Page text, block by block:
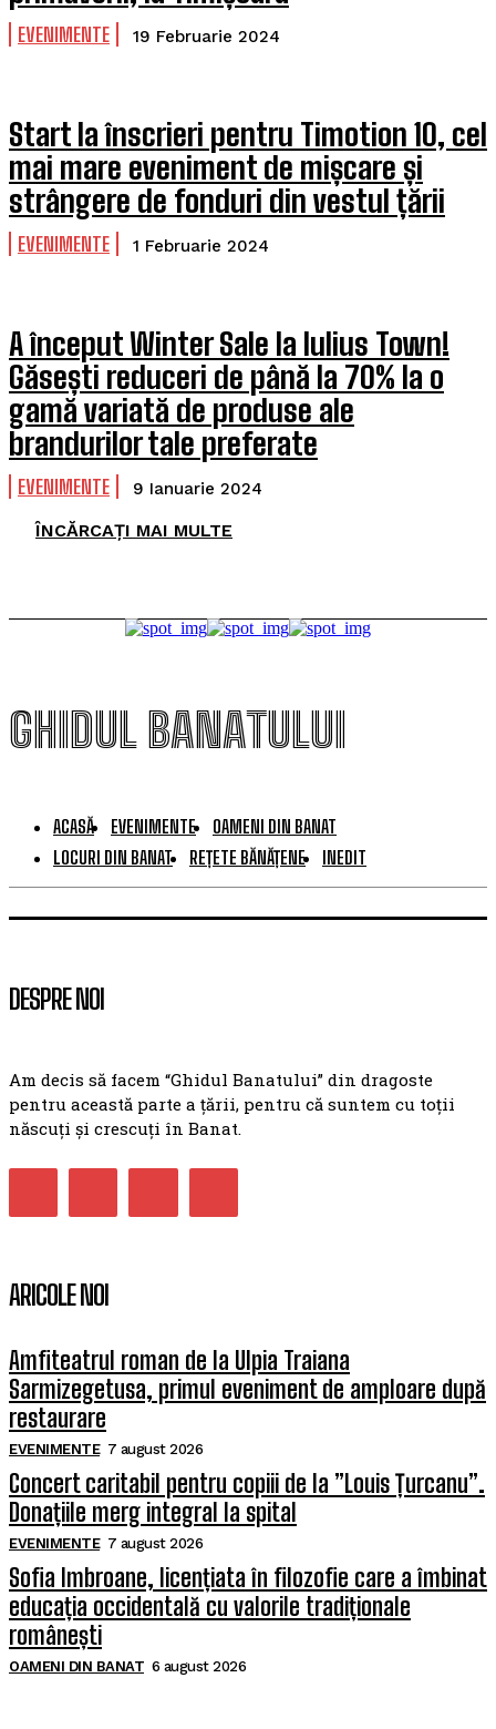
EVENIMENTE 19 Februarie 2024
Start la înscrieri pentru Timotion 10, cel
mai mare eveniment de mișcare și
strângere de fonduri din vestul țării
EVENIMENTE 1 Februarie 2024
A început Winter Sale la Iulius Town!
Găsești reduceri de până la 70% la o
gamă variată de produse ale
brandurilor tale preferate
EVENIMENTE 9 Ianuarie 2024
ÎNCĂRCAȚI MAI MULTE
GHIDUL BANATULUI
ACASĂ EVENIMENTE
OAMENI DIN BANAT
LOCURI DIN BANAT
REȚETE BĂNĂȚENE INEDIT
DESPRE NOI
Am decis să facem “Ghidul Banatului” din dragoste
pentru această parte a țării, pentru că suntem cu toții
născuți și crescuți în Banat.
ARICOLE NOI
Amfiteatrul roman de la Ulpia Traiana
Sarmizegetusa, primul eveniment de amploare după
restaurare
EVENIMENTE 7 august 2026
Concert caritabil pentru copiii de la ”Louis Țurcanu”.
Donațiile merg integral la spital
EVENIMENTE 7 august 2026
Sofia Imbroane, licențiata în filozofie care a îmbinat
educația occidentală cu valorile tradiționale
românești
OAMENI DIN BANAT 6 august 2026